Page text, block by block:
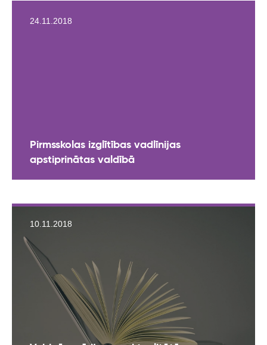
24.11.2018
Pirmsskolas izglītības vadlīnijas
apstiprinātas valdībā
10.11.2018